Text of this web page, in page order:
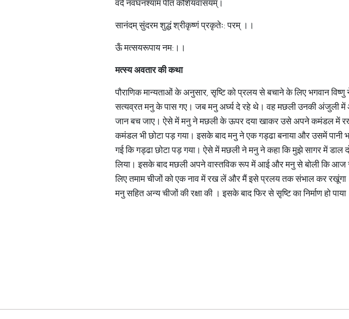
वंदे नवघनश्यामं पीत कौशेयवासयम्।
सानंदम् सुंदरम शुद्धं श्रीकृष्णं प्रकृतेः: परम् ।।
ऊँ मत्सयरूपाय नम:।।
मत्स्य अवतार की कथा
पौराणिक मान्यताओं के अनुसार, सृष्टि को प्रलय से बचाने के लिए भगवान
सत्यव्रत मनु के पास गए। जब मनु अर्घ्य दे रहे थे। वह मछली उनकी अंजुली
जान बच जाए। ऐसे में मनु ने मछली के ऊपर दया खाकर उसे अपने कमंडल में रख
कमंडल भी छोटा पड़ गया। इसके बाद मनु ने एक गड्ढा बनाया और उसमें पानी
गई कि गड्ढा छोटा पड़ गया। ऐसे में मछली ने मनु ने कहा कि मुझे सागर में
लिया। इसके बाद मछली अपने वास्तविक रूप में आई और मनु से बोली कि आज
लिए तमाम चीजों को एक नाव में रख लें और मैं इसे प्रलय तक संभाल कर
मनु सहित अन्य चीजों की रक्षा की । इसके बाद फिर से सृष्टि का निर्माण हो